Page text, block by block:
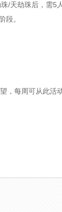
天劫珠后，需5
段。
每周可从此活